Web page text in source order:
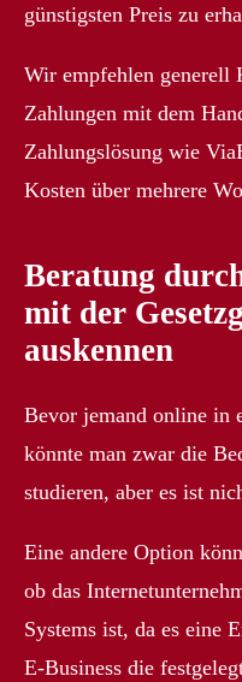
günstigsten Preis zu
Wir empfehlen generell
Zahlungen mit dem
Zahlungslösung wie
Kosten über mehrere
Beratung
mit der
auskennen
Bevor jemand online in
könnte man zwar die
studieren, aber es ist
Eine andere Option
ob das
Systems ist, da es eine
E-Business die